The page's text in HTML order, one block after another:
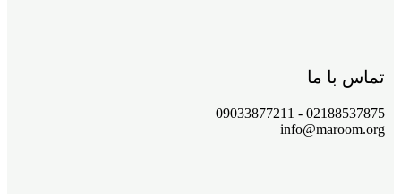
تماس با ما
02188537875 - 09033877211
info@maroom.org